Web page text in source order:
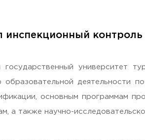
иностранных граждан
и лицензирования
контроль
университет
деятельности
основным программам
а также научно-